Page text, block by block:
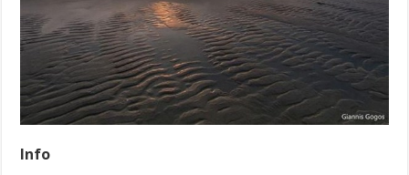
Info